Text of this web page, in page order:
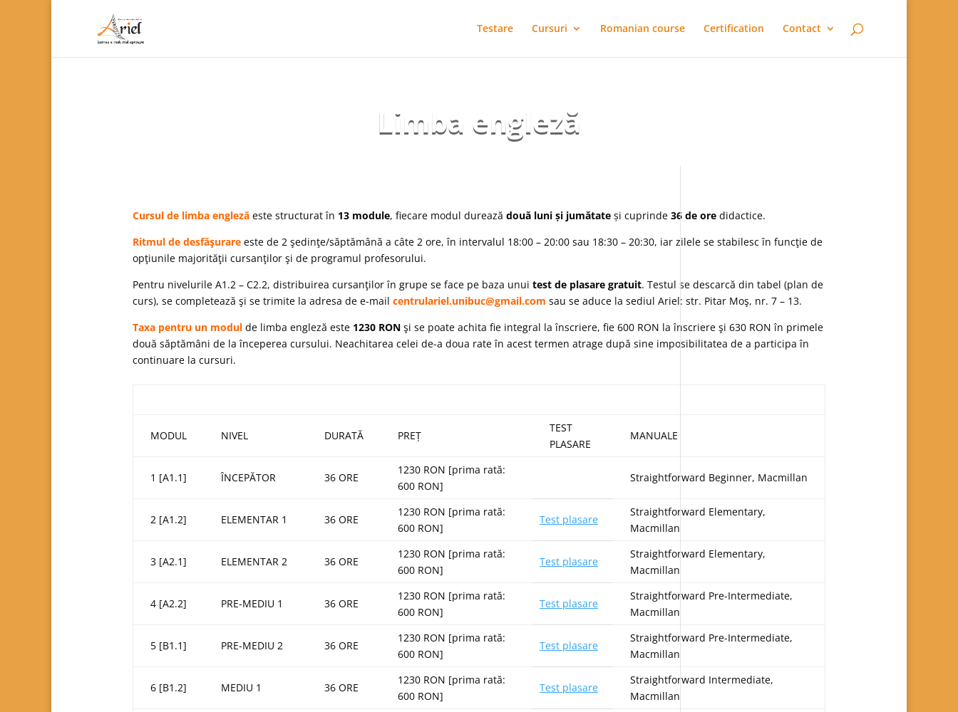
Testare Cursuri Romanian course Certification Contact
Limba engleză
Cursul de limba engleză este structurat în 13 module, fiecare modul durează două luni și jumătate și cuprinde 36 de ore didactice.
Ritmul de desfăşurare este de 2 şedinţe/săptămână a câte 2 ore, în intervalul 18:00 – 20:00 sau 18:30 – 20:30, iar zilele se stabilesc în funcţie de
opţiunile majorităţii cursanţilor şi de programul profesorului.
Pentru nivelurile A1.2 – C2.2, distribuirea cursanţilor în grupe se face pe baza unui test de plasare gratuit. Testul se descarcă din tabel (plan de
curs), se completează şi se trimite la adresa de e-mail centrulariel.unibuc@gmail.com sau se aduce la sediul Ariel: str. Pitar Moş, nr. 7 – 13.
Taxa pentru un modul de limba engleză este 1230 RON şi se poate achita fie integral la înscriere, fie 600 RON la înscriere şi 630 RON în primele
două săptămâni de la începerea cursului. Neachitarea celei de-a doua rate în acest termen atrage după sine imposibilitatea de a participa în
continuare la cursuri.
MODUL NIVEL DURATĂ PREȚ
TEST
PLASARE
MANUALE
1 [A1.1] ÎNCEPĂTOR 36 ORE
1230 RON [prima rată:
600 RON]
Straightforward Beginner, Macmillan
2 [A1.2] ELEMENTAR 1 36 ORE
1230 RON [prima rată:
600 RON]
Test plasare
Straightforward Elementary,
Macmillan
3 [A2.1] ELEMENTAR 2 36 ORE
1230 RON [prima rată:
600 RON]
Test plasare
Straightforward Elementary,
Macmillan
4 [A2.2] PRE-MEDIU 1 36 ORE
1230 RON [prima rată:
600 RON]
Test plasare
Straightforward Pre-Intermediate,
Macmillan
5 [B1.1] PRE-MEDIU 2 36 ORE
1230 RON [prima rată:
600 RON]
Test plasare
Straightforward Pre-Intermediate,
Macmillan
6 [B1.2] MEDIU 1 36 ORE
1230 RON [prima rată:
600 RON]
Test plasare
Straightforward Intermediate,
Macmillan